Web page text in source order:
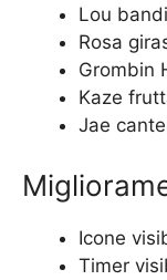
Lou
Rosa
Grombin
Kaze
Jae
Icone
Timer